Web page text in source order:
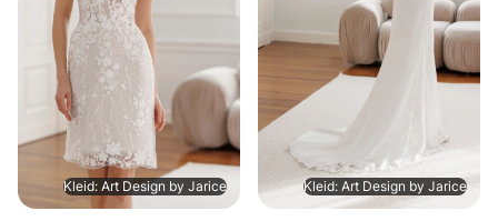
Kleid: Art Design by Jarice Kleid: Art Design by Jarice